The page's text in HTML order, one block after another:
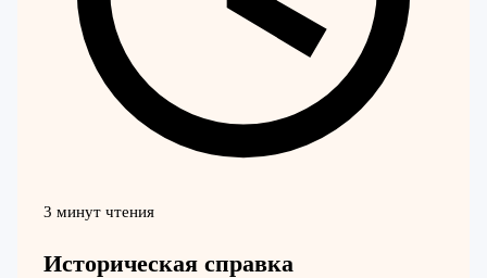
3 минут чтения
Историческая справка